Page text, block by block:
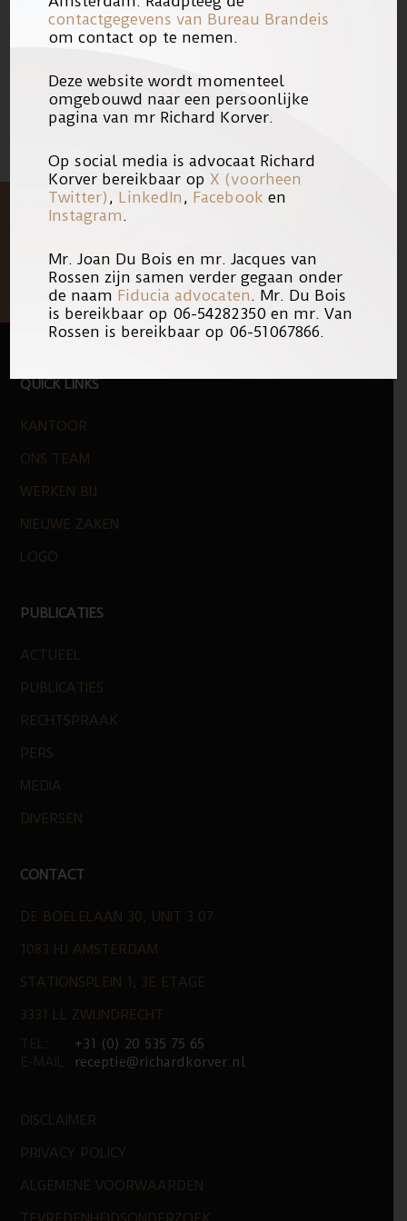
gaf aan Radio 1.
FOOTER
QUICK LINKS
KANTOOR
ONS TEAM
WERKEN BIJ
NIEUWE ZAKEN
LOGO
PUBLICATIES
ACTUEEL
PUBLICATIES
RECHTSPRAAK
PERS
MEDIA
DIVERSEN
CONTACT
DE BOELELAAN 30, UNIT 3.07
1083 HJ AMSTERDAM
STATIONSPLEIN 1, 3E ETAGE
3331 LL ZWIJNDRECHT
+31 (0) 20 535 75 65
receptie@richardkorver.nl
DISCLAIMER
PRIVACY POLICY
ALGEMENE VOORWAARDEN
contactgegevens van Bureau Brandeis
om contact op te nemen.
Deze website wordt momenteel
omgebouwd naar een persoonlijke
pagina van mr Richard Korver.
Op social media is advocaat Richard
Korver bereikbaar op X (voorheen
Twitter) , LinkedIn , Facebook en
Instagram .
Mr. Joan Du Bois en mr. Jacques van
Rossen zijn samen verder gegaan onder
de naam Fiducia advocaten . Mr. Du Bois
is bereikbaar op 06-54282350 en mr. Van
Rossen is bereikbaar op 06-51067866.